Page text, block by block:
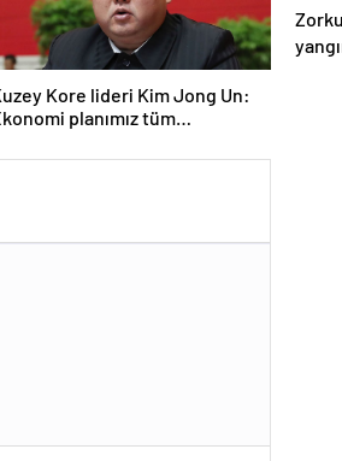
Kore lideri Kim Jong Un:
planımız tüm